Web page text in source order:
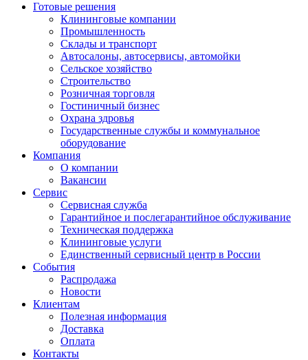
Готовые решения
Клининговые компании
Промышленность
Склады и транспорт
Автосалоны, автосервисы, автомойки
Сельское хозяйство
Строительство
Розничная торговля
Гостиничный бизнес
Охрана здровья
Государственные службы и коммунальное
оборудование
Компания
О компании
Вакансии
Сервис
Сервисная служба
Гарантийное и послегарантийное обслуживание
Техническая поддержка
Клининговые услуги
Единственный сервисный центр в России
События
Распродажа
Новости
Клиентам
Полезная информация
Доставка
Оплата
Контакты